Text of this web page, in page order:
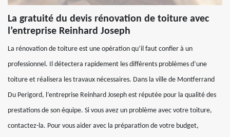
La gratuité du devis rénovation de toiture avec
l’entreprise Reinhard Joseph
La rénovation de toiture est une opération qu’il faut confier à un
professionnel. Il détectera rapidement les différents problèmes d’une
toiture et réalisera les travaux nécessaires. Dans la ville de Montferrand
Du Perigord, l’entreprise Reinhard Joseph est réputée pour la qualité des
prestations de son équipe. Si vous avez un problème avec votre toiture,
contactez-la. Pour vous aider avec la préparation de votre budget,